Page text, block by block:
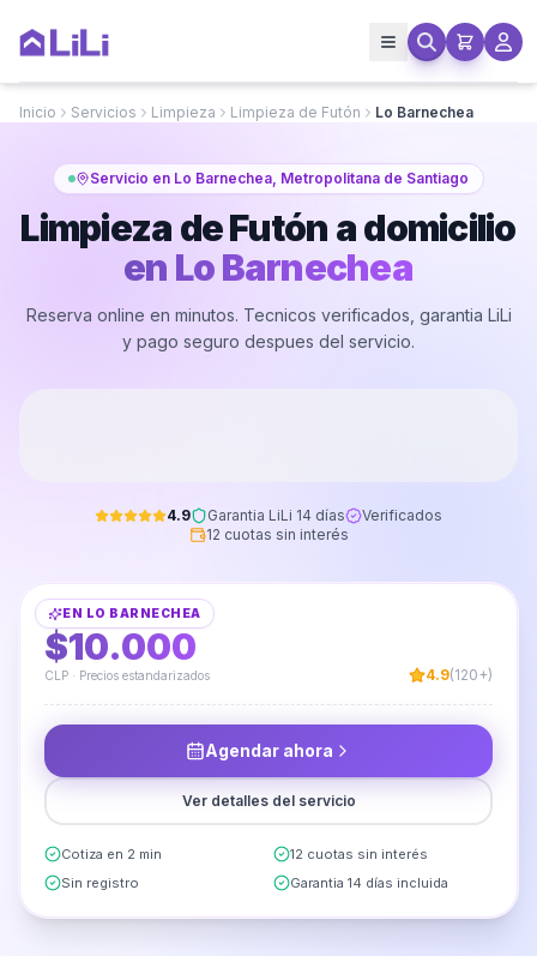
Inicio Servicios Limpieza Limpieza de Futón Lo Barnechea
Servicio en Lo Barnechea, Metropolitana de Santiago
Limpieza de Futón a domicilio
en Lo Barnechea
Reserva online en minutos. Tecnicos verificados, garantia LiLi
y pago seguro despues del servicio.
4.9 Garantia LiLi 14 días
Verificados
12 cuotas sin interés
EN LO BARNECHEA
DESDE
$10.000
CLP · Precios estandarizados 4.9(120+)
Agendar ahora
Ver detalles del servicio
Cotiza en 2 min
12 cuotas sin interés
Sin registro
Garantia 14 días incluida